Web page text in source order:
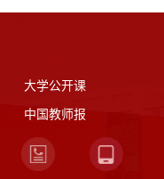
大学公开课
中国教师报